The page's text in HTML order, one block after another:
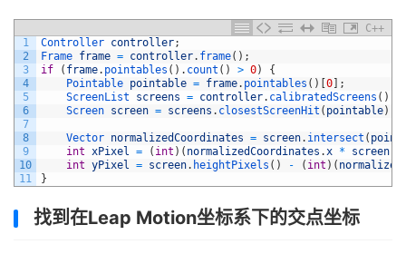
C++
1
2
3
4
5
6
7
8
9
10
11
Controller controller;
Frame frame = controller. frame( ) ;
if
( frame. pointables ( ) . count ( ) > 0)
{
Pointable pointable = frame. pointables ( ) 0
;
ScreenList screens = controller. calibratedScreens ( )
Screen screen = screens . closestScreenHit ( pointable)
Vector normalizedCoordinates = screen. intersect (
int xPixel = ( int ) ( normalizedCoordinates .x * screen
int yPixel = screen. heightPixels ( ) - ( int ) (
}
找到在Leap Motion坐标系下的交点坐标